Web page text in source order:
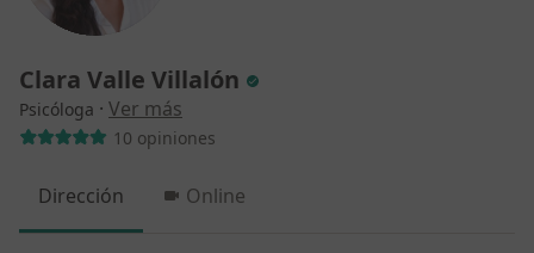
Clara Valle Villalón
Psicóloga · Ver más
10 opiniones
Dirección Online